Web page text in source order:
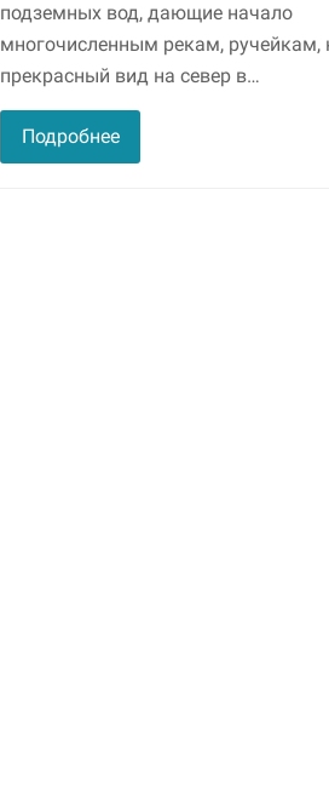
подземных вод, дающие начало
многочисленным рекам,
прекрасный вид на север в…
Подробнее
Для